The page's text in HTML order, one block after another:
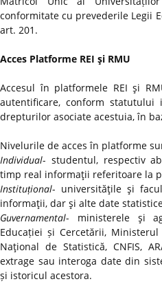
conformitate cu prevederile Legii
art. 201.
Acces Platforme REI şi RMU
Accesul în platformele REI şi
autentificare, conform
drepturilor asociate acestuia, în
Nivelurile de acces în platforme
Individual- studentul, respectiv
timp real informaţii referitoare la
Instituțional- universităţile şi
informaţii, dar şi alte date
Guvernamental- ministerele şi
Educației și Cercetării,
Naţional de Statistică, CNFIS,
extrage sau interoga date din
și istoricul acestora.